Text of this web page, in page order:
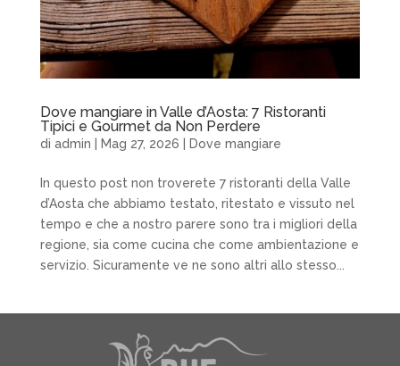
Dove mangiare in Valle d’Aosta: 7 Ristoranti
Tipici e Gourmet da Non Perdere
di admin Mag 27, 2026 Dove mangiare
In questo post non troverete 7 ristoranti della Valle
d’Aosta che abbiamo testato, ritestato e vissuto nel
tempo e che a nostro parere sono tra i migliori della
regione, sia come cucina che come ambientazione e
servizio. Sicuramente ve ne sono altri allo stesso...